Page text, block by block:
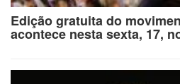
Edição gratuita do
acontece nesta sexta, 17,